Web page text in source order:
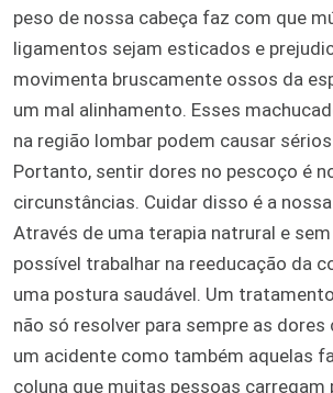
peso de nossa cabeça faz com que
ligamentos sejam esticados e
movimenta bruscamente ossos da
um mal alinhamento. Esses
na região lombar podem causar
Portanto, sentir dores no pescoço é
circunstâncias. Cuidar disso é a
Através de uma terapia natrural e
possível trabalhar na reeducação da
uma postura saudável. Um
não só resolver para sempre as
um acidente como também aquelas
coluna que muitas pessoas carregam